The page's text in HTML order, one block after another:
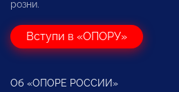
розни.
Вступи в «ОПОРУ»
Об «ОПОРЕ РОССИИ»